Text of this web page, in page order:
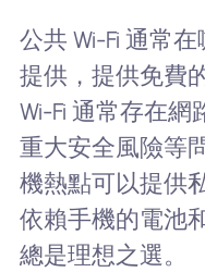
公共 Wi-Fi 通常
提供，提供免費
Wi-Fi 通常存在
重大安全風險等
機熱點可以提供
依賴手機的電池
總是理想之選。